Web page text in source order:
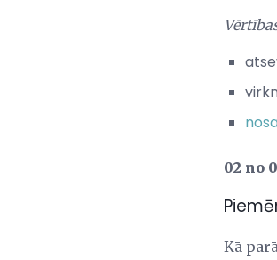
02 no
Kā